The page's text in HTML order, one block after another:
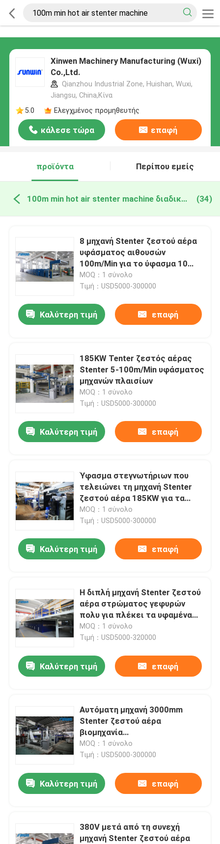
Xinwen Machinery Manufacturing (Wuxi)
Co.,Ltd.
Qianzhou Industrial Zone, Huishan, Wuxi,
Jiangsu, China,Κίνα
5.0
Ελεγχμένος προμηθευτής
κάλεσε τώρα επαφή
προϊόντα Περίπου εμείς
100m min hot air stenter machine διαδικτυακή κατασκευή (34)
8 μηχανή Stenter ζεστού αέρα
υφάσματος αιθουσών
100m/Min για το ύφασμα 10
δεράτων αίθουσα
MOQ：1 σύνολο
Τιμή：USD5000-300000
Καλύτερη τιμή επαφή
185KW Tenter ζεστός αέρας
Stenter 5-100m/Min υφάσματος
μηχανών πλαισίων
MOQ：1 σύνολο
Τιμή：USD5000-300000
Καλύτερη τιμή επαφή
Ύφασμα στεγνωτήριων που
τελειώνει τη μηχανή Stenter
ζεστού αέρα 185KW για τα
υφαμένα υφάσματα
MOQ：1 σύνολο
Τιμή：USD5000-300000
Καλύτερη τιμή επαφή
Η διπλή μηχανή Stenter ζεστού
αέρα στρώματος γεφυρών
πολυ για πλέκει τα υφαμένα
υφάσματα
MOQ：1 σύνολο
Τιμή：USD5000-320000
Καλύτερη τιμή επαφή
Αυτόματη μηχανή 3000mm
Stenter ζεστού αέρα
βιομηχανία
κλωστοϋφαντουργίας για την
πετσέτα του Terry
MOQ：1 σύνολο
Τιμή：USD5000-300000
Καλύτερη τιμή επαφή
380V μετά από τη συνεχή
μηχανή Stenter ζεστού αέρα